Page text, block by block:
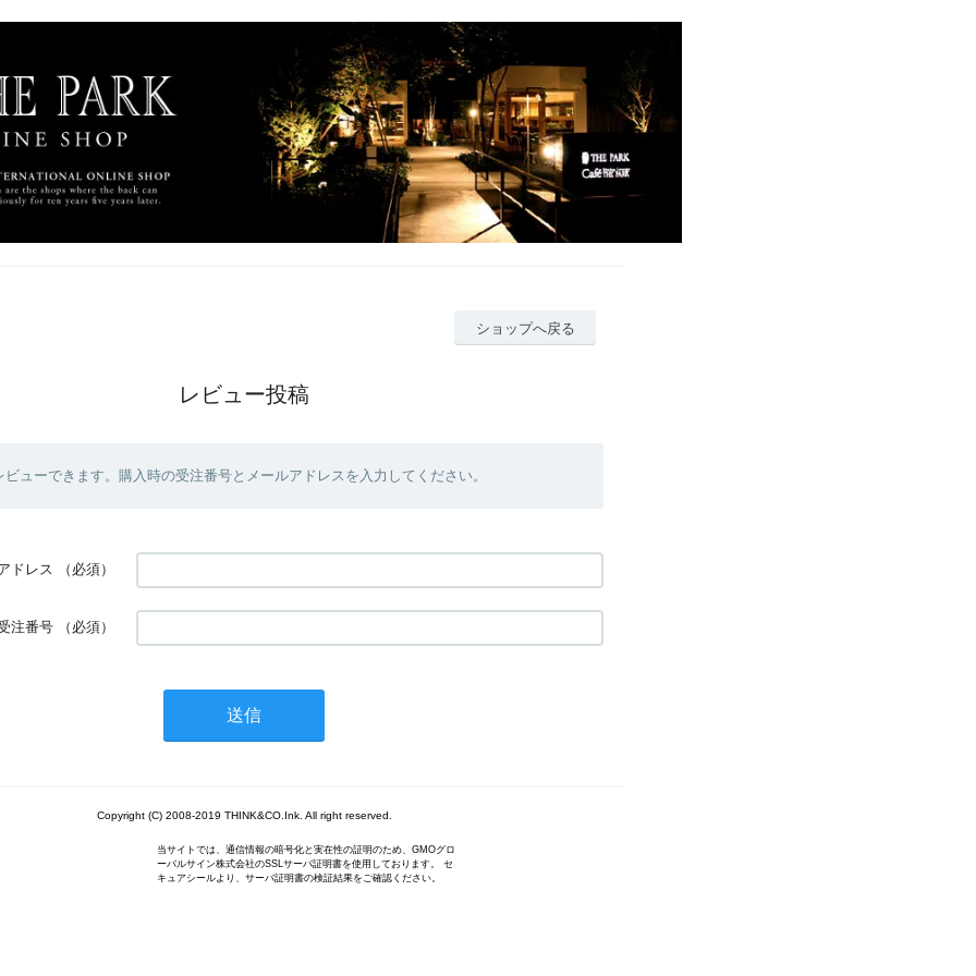
ショップへ戻る
レビュー投稿
ューできます。購入時の受注番号とメールアドレスを入力してください。
ドレス （必須）
注番号 （必須）
Copyright (C) 2008-2019 THINK&CO.Ink. All right reserved.
当サイトでは、通信情報の暗号化と実在性の証明のため、GMOグロ
ーバルサイン株式会社のSSLサーバ証明書を使用しております。 セ
キュアシールより、サーバ証明書の検証結果をご確認ください。